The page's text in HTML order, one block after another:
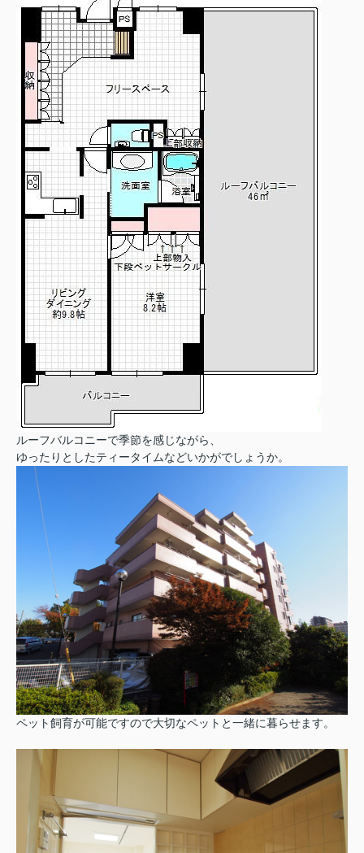
ルーフバルコニーで季節を感じながら、
ゆったりとしたティータイムなどいかがでしょうか。
ペット飼育が可能ですので大切なペットと一緒に暮らせます。